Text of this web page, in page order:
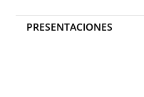
PRESENTACIONES